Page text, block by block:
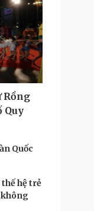
Rồng
Quy
Quốc
thế hệ trẻ
không